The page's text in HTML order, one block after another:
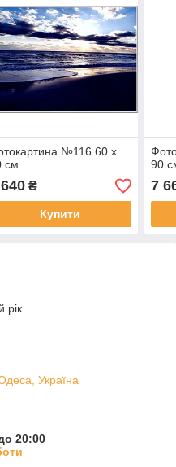
№116 60 х
см
₴
Купити
90
7
рік
Україна
20:00